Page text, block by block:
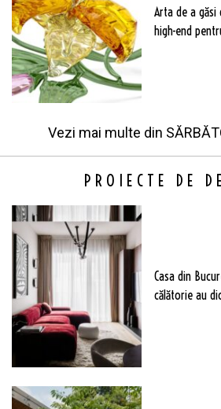
Arta de a
high-end
Vezi mai multe din
PROIECTE DE
Casa din
călătorie au